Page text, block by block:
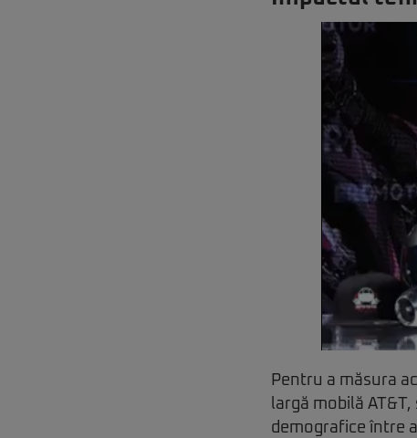
Pentru a măsura
largă mobilă
demografice între